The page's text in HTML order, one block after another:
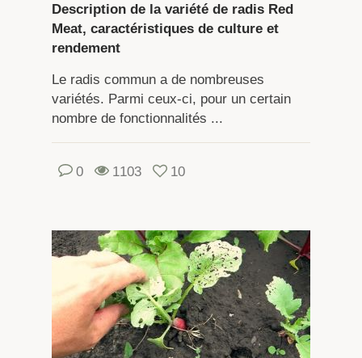
Description de la variété de radis Red
Meat, caractéristiques de culture et
rendement
Le radis commun a de nombreuses
variétés. Parmi ceux-ci, pour un certain
nombre de fonctionnalités ...
0 1103 10